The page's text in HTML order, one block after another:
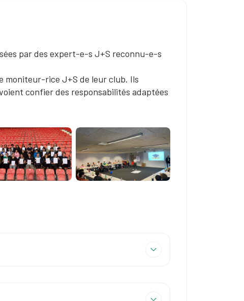
par des expert-e-s J+S reconnu-e-s
moniteur-rice J+S de leur club. Ils
confier des responsabilités adaptées